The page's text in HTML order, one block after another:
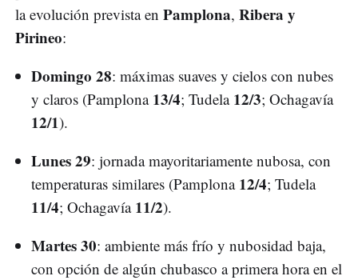
la evolución prevista en Pamplona, Ribera y
Pirineo:
Domingo 28: máximas suaves y cielos con nubes
y claros (Pamplona 13/4; Tudela 12/3; Ochagavía
12/1).
Lunes 29: jornada mayoritariamente nubosa, con
temperaturas similares (Pamplona 12/4; Tudela
11/4; Ochagavía 11/2).
Martes 30: ambiente más frío y nubosidad baja,
con opción de algún chubasco a primera hora en el